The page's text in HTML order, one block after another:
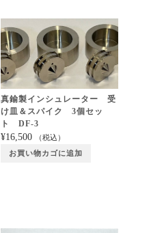
真鍮製インシュレーター 受
け皿＆スパイク 3個セッ
ト DF-3
¥16,500 （税込）
お買い物カゴに追加